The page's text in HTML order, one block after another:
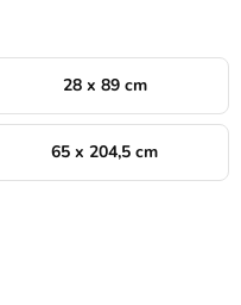
28 x 89 cm
65 x 204,5 cm